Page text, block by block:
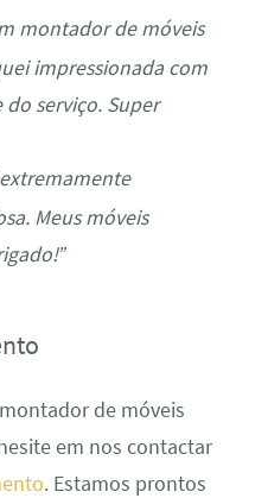
montador de móveis
impressionada com
serviço. Super
Meus móveis
de móveis
em nos contactar
. Estamos prontos